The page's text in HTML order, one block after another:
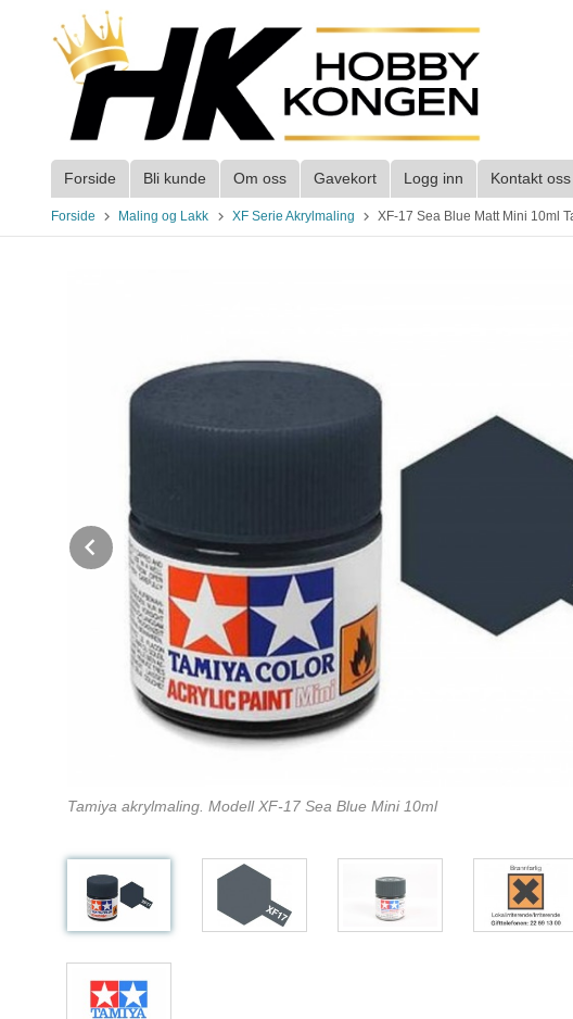
innholdet
Forside Bli kunde Om oss Gavekort Logg inn Kontakt oss
Forside Maling og Lakk XF Serie Akrylmaling XF-17 Sea Blue Matt Mini 10ml
Tamiya akrylmaling. Modell XF-17 Sea Blue Mini 10ml
Prev